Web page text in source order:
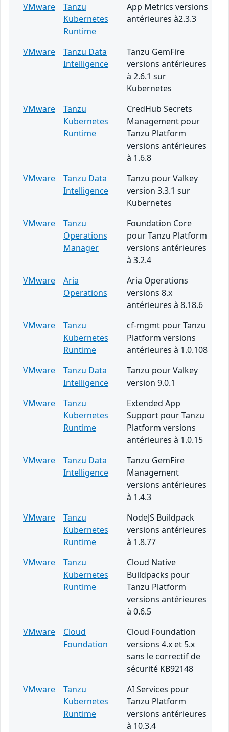
VMware
Tanzu
Kubernetes
Runtime
App Metrics versions
antérieures à2.3.3
VMware
Tanzu Data
Intelligence
Tanzu GemFire
versions antérieures
à 2.6.1 sur
Kubernetes
VMware
Tanzu
Kubernetes
Runtime
CredHub Secrets
Management pour
Tanzu Platform
versions antérieures
à 1.6.8
VMware
Tanzu Data
Intelligence
Tanzu pour Valkey
version 3.3.1 sur
Kubernetes
VMware
Tanzu
Operations
Manager
Foundation Core
pour Tanzu Platform
versions antérieures
à 3.2.4
VMware
Aria
Operations
Aria Operations
versions 8.x
antérieures à 8.18.6
VMware
Tanzu
Kubernetes
Runtime
cf-mgmt pour Tanzu
Platform versions
antérieures à 1.0.108
VMware
Tanzu Data
Intelligence
Tanzu pour Valkey
version 9.0.1
VMware
Tanzu
Kubernetes
Runtime
Extended App
Support pour Tanzu
Platform versions
antérieures à 1.0.15
VMware
Tanzu Data
Intelligence
Tanzu GemFire
Management
versions antérieures
à 1.4.3
VMware
Tanzu
Kubernetes
Runtime
NodeJS Buildpack
versions antérieures
à 1.8.77
VMware
Tanzu
Kubernetes
Runtime
Cloud Native
Buildpacks pour
Tanzu Platform
versions antérieures
à 0.6.5
VMware
Cloud
Foundation
Cloud Foundation
versions 4.x et 5.x
sans le correctif de
sécurité KB92148
VMware
Tanzu
Kubernetes
Runtime
AI Services pour
Tanzu Platform
versions antérieures
à 10.3.4